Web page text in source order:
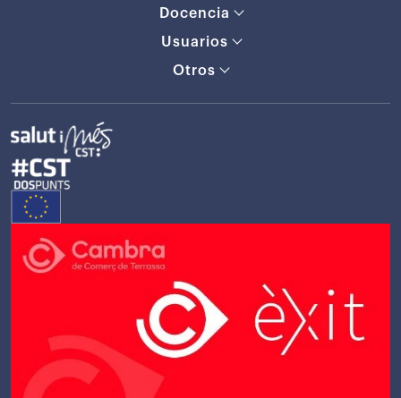
Docencia
Usuarios
Otros